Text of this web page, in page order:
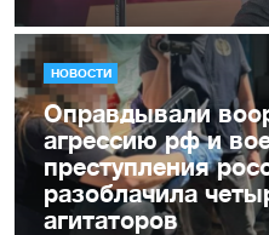
НОВОСТИ
Оправдывали
агрессию рф и
преступления
разоблачила
агитаторов